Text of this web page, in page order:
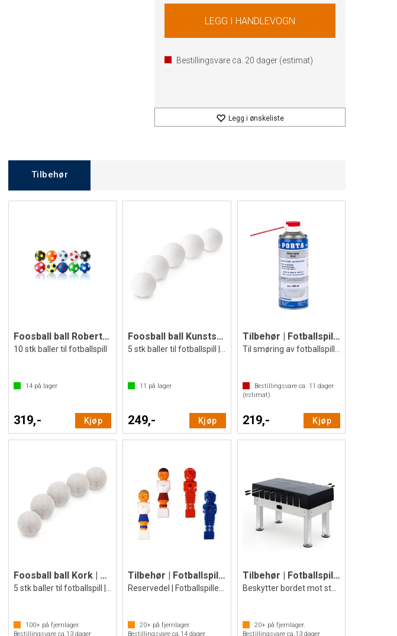
Bestillingsvare ca. 20 dager (estimat)
Legg i ønskeliste
Tilbehør
Foosball ball Robertson | 35 mm
10 stk baller til fotballspill
14 på lager
319,- Kjøp
Foosball ball Kunststoff | 36 mm
11 på lager
249,- Kjøp
Tilbehør | Fotballspill Silikonspray
Bestillingsvare ca. 11 dager
(estimat)
219,- Kjøp
Foosball ball Kork | 36 mm
100+ på fjernlager.
Bestillingsvare ca.13 dager
Tilbehør | Fotballspill Spiller Bandito
20+ på fjernlager.
Bestillingsvare ca.14 dager
Tilbehør | Fotballspill Trekk
Beskytter bordet mot støv og smuss
20+på fjernlager.
Bestillingsvare ca.13dager